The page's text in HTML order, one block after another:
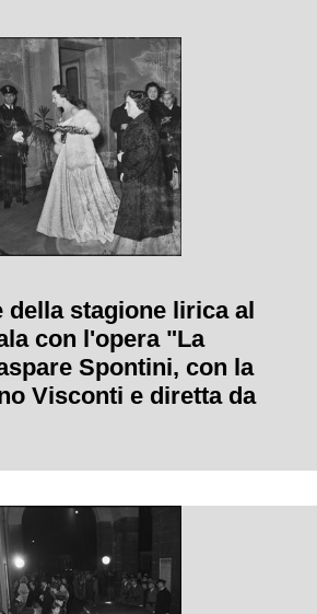
da Antonino Votto, con
Visconti
della stagione lirica al
con l'opera "La
Spontini, con la
Visconti e diretta da